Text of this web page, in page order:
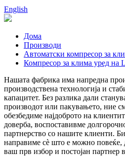
English
Дома
Производи
Автоматски компресор за
Компресор за клима уред на
Нашата фабрика има напредна
производствена технологија и
капацитет. Без разлика дали
производот или пакувањето, ние
обезбедиме најдоброто на
доверба, воспоставивме
партнерство со нашите клиенти.
направиме сè што е можно повеќе,
ваш прв избор и постојан партнер